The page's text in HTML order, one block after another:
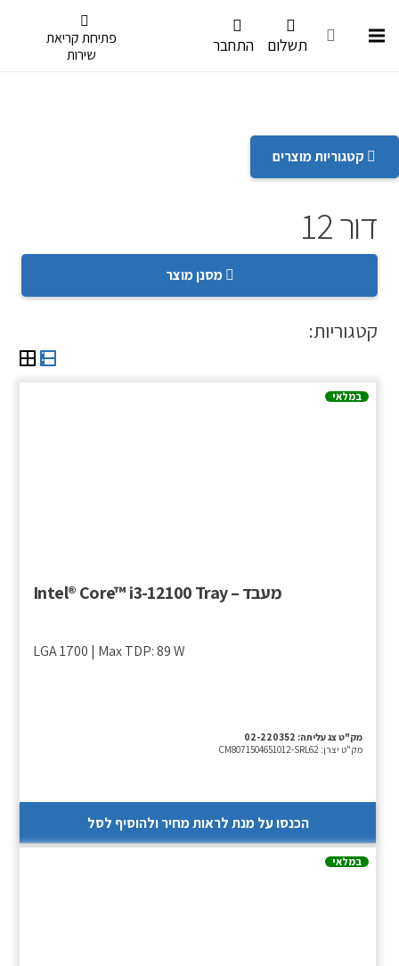
פתיחת קריאת
שירות
תשלום התחבר
קטגוריות מוצרים
קטגוריות:
דור 12
מסנן מוצר
במלאי
מעבד – Intel® Core™ i3-12100 Tray
LGA 1700 | Max TDP: 89 W
מק"ט צג עליתה: 02-220352
מק"ט יצרן: CM8071504651012-SRL62
הכנסו על מנת לראות מחיר ולהוסיף לסל
במלאי